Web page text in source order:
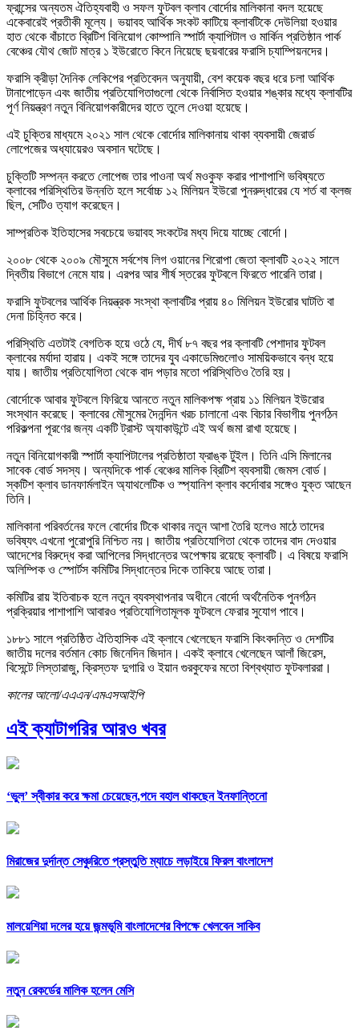
ফ্রান্সের অন্যতম ঐতিহ্যবাহী ও সফল ফুটবল ক্লাব বোর্দোর মালিকানা বদল হয়েছে
একেবারেই প্রতীকী মূল্যে। ভয়াবহ আর্থিক সংকট কাটিয়ে ক্লাবটিকে দেউলিয়া হওয়ার
হাত থেকে বাঁচাতে ব্রিটিশ বিনিয়োগ কোম্পানি স্পার্টা ক্যাপিটাল ও মার্কিন প্রতিষ্ঠান পার্ক
বেঞ্চের যৌথ জোট মাত্র ১ ইউরোতে কিনে নিয়েছে ছয়বারের ফরাসি চ্যাম্পিয়নদের।
ফরাসি ক্রীড়া দৈনিক লেকিপের প্রতিবেদন অনুযায়ী, বেশ কয়েক বছর ধরে চলা আর্থিক
টানাপোড়েন এবং জাতীয় প্রতিযোগিতাগুলো থেকে নির্বাসিত হওয়ার শঙ্কার মধ্যে ক্লাবটির
পূর্ণ নিয়ন্ত্রণ নতুন বিনিয়োগকারীদের হাতে তুলে দেওয়া হয়েছে।
এই চুক্তির মাধ্যমে ২০২১ সাল থেকে বোর্দোর মালিকানায় থাকা ব্যবসায়ী জেরার্ড
লোপেজের অধ্যায়েরও অবসান ঘটেছে।
চুক্তিটি সম্পন্ন করতে লোপেজ তার পাওনা অর্থ মওকুফ করার পাশাপাশি ভবিষ্যতে
ক্লাবের পরিস্থিতির উন্নতি হলে সর্বোচ্চ ১২ মিলিয়ন ইউরো পুনরুদ্ধারের যে শর্ত বা ক্লজ
ছিল, সেটিও ত্যাগ করেছেন।
সাম্প্রতিক ইতিহাসের সবচেয়ে ভয়াবহ সংকটের মধ্য দিয়ে যাচ্ছে বোর্দো।
২০০৮ থেকে ২০০৯ মৌসুমে সর্বশেষ লিগ ওয়ানের শিরোপা জেতা ক্লাবটি ২০২২ সালে
দ্বিতীয় বিভাগে নেমে যায়। এরপর আর শীর্ষ স্তরের ফুটবলে ফিরতে পারেনি তারা।
ফরাসি ফুটবলের আর্থিক নিয়ন্ত্রক সংস্থা ক্লাবটির প্রায় ৪০ মিলিয়ন ইউরোর ঘাটতি বা
দেনা চিহ্নিত করে।
পরিস্থিতি এতটাই বেগতিক হয়ে ওঠে যে, দীর্ঘ ৮৭ বছর পর ক্লাবটি পেশাদার ফুটবল
ক্লাবের মর্যাদা হারায়। একই সঙ্গে তাদের যুব একাডেমিগুলোও সাময়িকভাবে বন্ধ হয়ে
যায়। জাতীয় প্রতিযোগিতা থেকে বাদ পড়ার মতো পরিস্থিতিও তৈরি হয়।
বোর্দোকে আবার ফুটবলে ফিরিয়ে আনতে নতুন মালিকপক্ষ প্রায় ১১ মিলিয়ন ইউরোর
সংস্থান করেছে। ক্লাবের মৌসুমের দৈনন্দিন খরচ চালানো এবং বিচার বিভাগীয় পুনর্গঠন
পরিকল্পনা পূরণের জন্য একটি ট্রাস্ট অ্যাকাউন্টে এই অর্থ জমা রাখা হয়েছে।
নতুন বিনিয়োগকারী স্পার্টা ক্যাপিটালের প্রতিষ্ঠাতা ফ্রাঙ্ক টুইল। তিনি এসি মিলানের
সাবেক বোর্ড সদস্য। অন্যদিকে পার্ক বেঞ্চের মালিক ব্রিটিশ ব্যবসায়ী জেমস বোর্ড।
স্কটিশ ক্লাব ডানফার্মলাইন অ্যাথলেটিক ও স্প্যানিশ ক্লাব কর্দোবার সঙ্গেও যুক্ত আছেন
তিনি।
মালিকানা পরিবর্তনের ফলে বোর্দোর টিকে থাকার নতুন আশা তৈরি হলেও মাঠে তাদের
ভবিষ্যৎ এখনো পুরোপুরি নিশ্চিত নয়। জাতীয় প্রতিযোগিতা থেকে তাদের বাদ দেওয়ার
আদেশের বিরুদ্ধে করা আপিলের সিদ্ধান্তের অপেক্ষায় রয়েছে ক্লাবটি। এ বিষয়ে ফরাসি
অলিম্পিক ও স্পোর্টস কমিটির সিদ্ধান্তের দিকে তাকিয়ে আছে তারা।
কমিটির রায় ইতিবাচক হলে নতুন ব্যবস্থাপনার অধীনে বোর্দো অর্থনৈতিক পুনর্গঠন
প্রক্রিয়ার পাশাপাশি আবারও প্রতিযোগিতামূলক ফুটবলে ফেরার সুযোগ পাবে।
১৮৮১ সালে প্রতিষ্ঠিত ঐতিহাসিক এই ক্লাবে খেলেছেন ফরাসি কিংবদন্তি ও দেশটির
জাতীয় দলের বর্তমান কোচ জিনেদিন জিদান। একই ক্লাবে খেলেছেন আলাঁ জিরেস,
বিসেন্টে লিস্তারাজু, ক্রিস্তফ দুগারি ও ইয়ান গুরকুফের মতো বিশ্বখ্যাত ফুটবলাররা।
কালের আলো/এএএন/এমএসআইপি
এই ক্যাটাগরির আরও খবর
‘ভুল’ স্বীকার করে ক্ষমা চেয়েছেন,পদে বহাল থাকছেন ইনফান্তিনো
মিরাজের দুর্দান্ত সেঞ্চুরিতে প্রস্তুতি ম্যাচে লড়াইয়ে ফিরল বাংলাদেশ
মালয়েশিয়া দলের হয়ে জন্মভূমি বাংলাদেশের বিপক্ষে খেলবেন সাকিব
নতুন রেকর্ডের মালিক হলেন মেসি